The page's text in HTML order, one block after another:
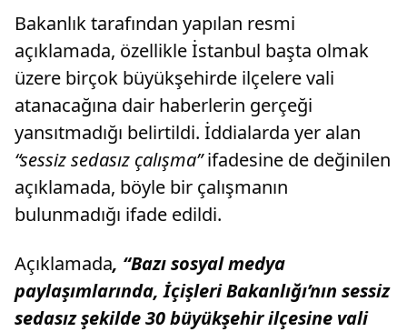
Bakanlık tarafından yapılan resmi
açıklamada, özellikle İstanbul başta olmak
üzere birçok büyükşehirde ilçelere vali
atanacağına dair haberlerin gerçeği
yansıtmadığı belirtildi. İddialarda yer alan
“sessiz sedasız çalışma”ifadesine de değinilen
açıklamada, böyle bir çalışmanın
bulunmadığı ifade edildi.
Açıklamada, “Bazı sosyal medya
paylaşımlarında, İçişleri Bakanlığı’nın sessiz
sedasız şekilde 30 büyükşehir ilçesine vali